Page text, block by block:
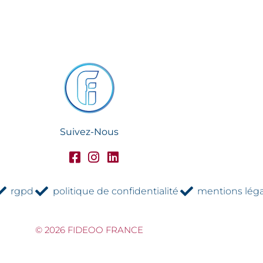
Suivez-Nous
rgpd politique de confidentialité mentions
© 2026 FIDEOO FRANCE